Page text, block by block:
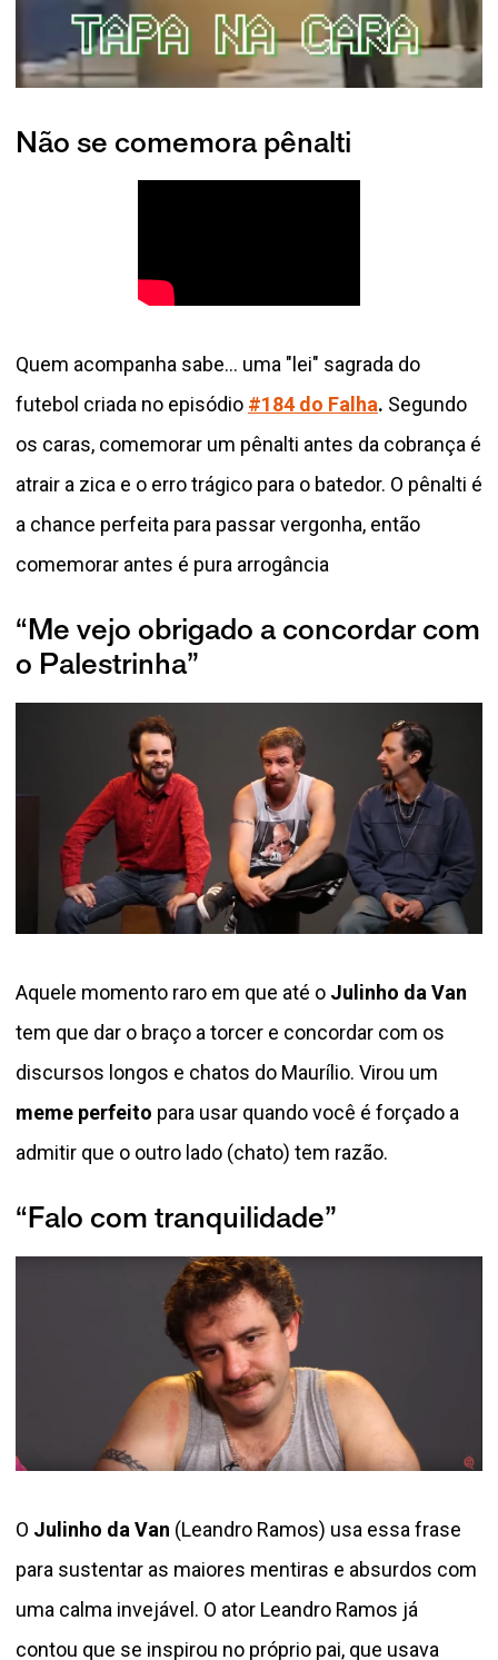
Não se comemora pênalti
Quem acompanha sabe… uma "lei" sagrada do
futebol criada no episódio #184 do Falha. Segundo
os caras, comemorar um pênalti antes da cobrança é
atrair a zica e o erro trágico para o batedor. O pênalti é
a chance perfeita para passar vergonha, então
comemorar antes é pura arrogância
“Me vejo obrigado a concordar com
o Palestrinha”
Aquele momento raro em que até o Julinho da Van
tem que dar o braço a torcer e concordar com os
discursos longos e chatos do Maurílio. Virou um
meme perfeito para usar quando você é forçado a
admitir que o outro lado (chato) tem razão.
“Falo com tranquilidade”
O Julinho da Van (Leandro Ramos) usa essa frase
para sustentar as maiores mentiras e absurdos com
uma calma invejável. O ator Leandro Ramos já
contou que se inspirou no próprio pai, que usava